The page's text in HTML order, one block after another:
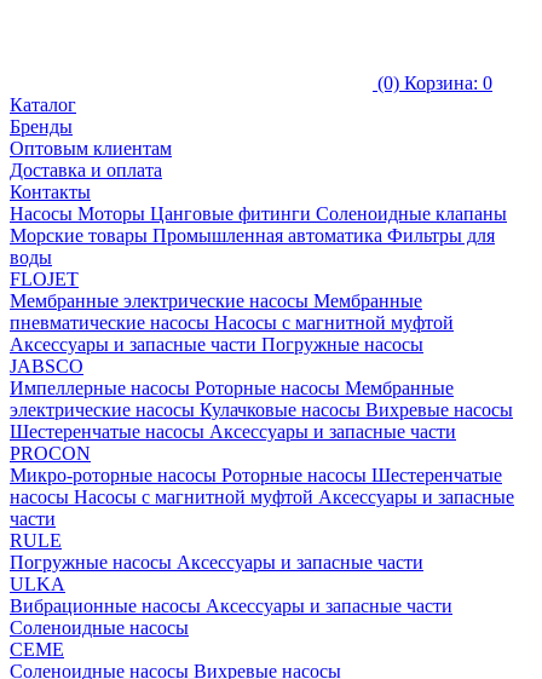
(0) Корзина: 0
Каталог
Бренды
Оптовым клиентам
Доставка и оплата
Контакты
Насосы Моторы Цанговые фитинги Соленоидные клапаны
Морские товары Промышленная автоматика Фильтры для
воды
FLOJET
Мембранные электрические насосы Мембранные
пневматические насосы Насосы с магнитной муфтой
Аксессуары и запасные части Погружные насосы
JABSCO
Импеллерные насосы Роторные насосы Мембранные
электрические насосы Кулачковые насосы Вихревые насосы
Шестеренчатые насосы Аксессуары и запасные части
PROCON
Микро-роторные насосы Роторные насосы Шестеренчатые
насосы Насосы с магнитной муфтой Аксессуары и запасные
части
RULE
Погружные насосы Аксессуары и запасные части
ULKA
Вибрационные насосы Аксессуары и запасные части
Соленоидные насосы
CEME
Соленоидные насосы Вихревые насосы